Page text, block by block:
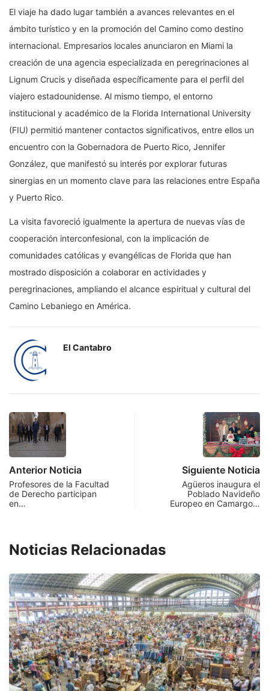
El viaje ha dado lugar también a avances relevantes en el
ámbito turístico y en la promoción del Camino como destino
internacional. Empresarios locales anunciaron en Miami la
creación de una agencia especializada en peregrinaciones al
Lignum Crucis y diseñada específicamente para el perfil del
viajero estadounidense. Al mismo tiempo, el entorno
institucional y académico de la Florida International University
(FIU) permitió mantener contactos significativos, entre ellos un
encuentro con la Gobernadora de Puerto Rico, Jennifer
González, que manifestó su interés por explorar futuras
sinergias en un momento clave para las relaciones entre España
y Puerto Rico.
La visita favoreció igualmente la apertura de nuevas vías de
cooperación interconfesional, con la implicación de
comunidades católicas y evangélicas de Florida que han
mostrado disposición a colaborar en actividades y
peregrinaciones, ampliando el alcance espiritual y cultural del
Camino Lebaniego en América.
El Cantabro
Anterior Noticia
Profesores de la Facultad
de Derecho participan
en…
Siguiente Noticia
Agüeros inaugura el
Poblado Navideño
Europeo en Camargo…
Noticias Relacionadas